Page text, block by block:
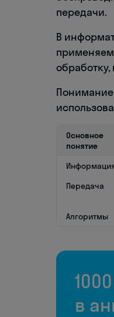
передачи.
В
Понимание
Основное
понятие
Передача
Алгоритмы
в